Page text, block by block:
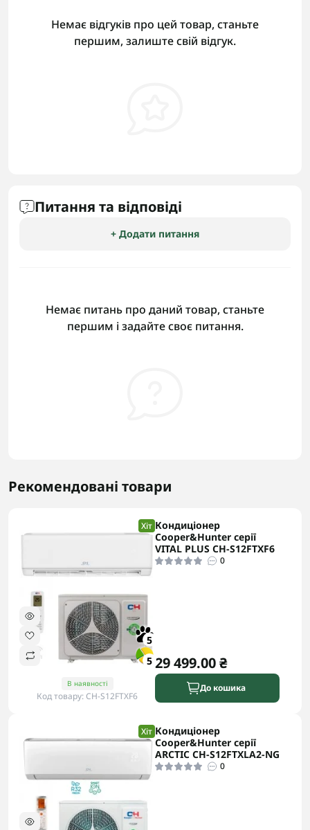
Немає відгуків про цей товар, станьте
першим, залиште свій відгук.
Питання та відповіді
+ Додати питання
Немає питань про даний товар, станьте
першим і задайте своє питання.
Рекомендовані товари
Хіт
5
5
В наявності
Код товару: CH-S12FTXF6
Кондиціонер
Cooper&Hunter серії
VITAL PLUS CH-S12FTXF6
0
29 499.00 ₴
До кошика
Хіт Кондиціонер
Cooper&Hunter серії
ARCTIC CH-S12FTXLA2-NG
0